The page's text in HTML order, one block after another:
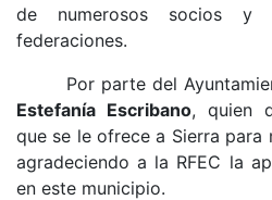
de numerosos socios y
federaciones.
Por parte del
Estefanía Escribano, quien
que se le ofrece a Sierra para
agradeciendo a la RFEC la
en este municipio.